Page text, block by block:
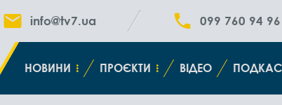
info@tv7.ua 099 760 94 96
НОВИНИ ПРОЄКТИ ВІДЕО